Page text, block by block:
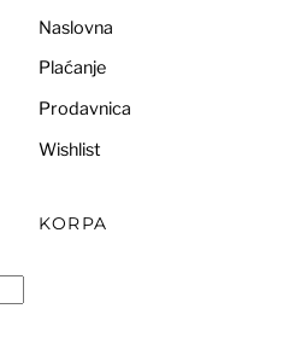
Naslovna
Plaćanje
Prodavnica
Wishlist
KORPA